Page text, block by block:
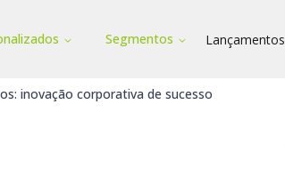
Segmentos Lançamentos
inovação corporativa de sucesso